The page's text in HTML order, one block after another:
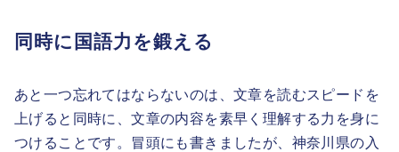
同時に国語力を鍛える
あと一つ忘れてはならないのは、文章を読むスピードを
上げると同時に、文章の内容を素早く理解する力を身に
つけることです。冒頭にも書きましたが、神奈川県の入